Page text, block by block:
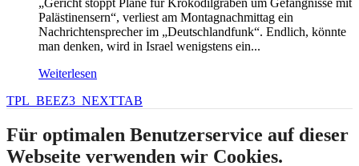
Palästinensern“, verliest am Montagnachmittag ein
Nachrichtensprecher im „Deutschlandfunk“. Endlich, könnte
man denken, wird in Israel wenigstens ein...
Weiterlesen
TPL_BEEZ3_NEXTTAB
Für optimalen Benutzerservice auf dieser
Webseite verwenden wir Cookies.